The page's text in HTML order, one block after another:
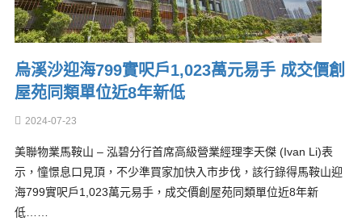
烏溪沙迎海799實呎戶1,023萬元易手 成交價創
屋苑同類單位近8年新低
2024-07-23
美聯物業馬鞍山 – 泓碧分行首席高級營業經理李天傑 (Ivan Li)表
示，憧憬息口見頂，不少準買家加快入市步伐，該行錄得馬鞍山迎
海799實呎戶1,023萬元易手，成交價創屋苑同類單位近8年新
低……